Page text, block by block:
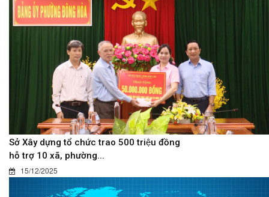
Sở Xây dựng tổ chức trao 500 triệu đồng
hỗ trợ 10 xã, phường...
15/12/2025